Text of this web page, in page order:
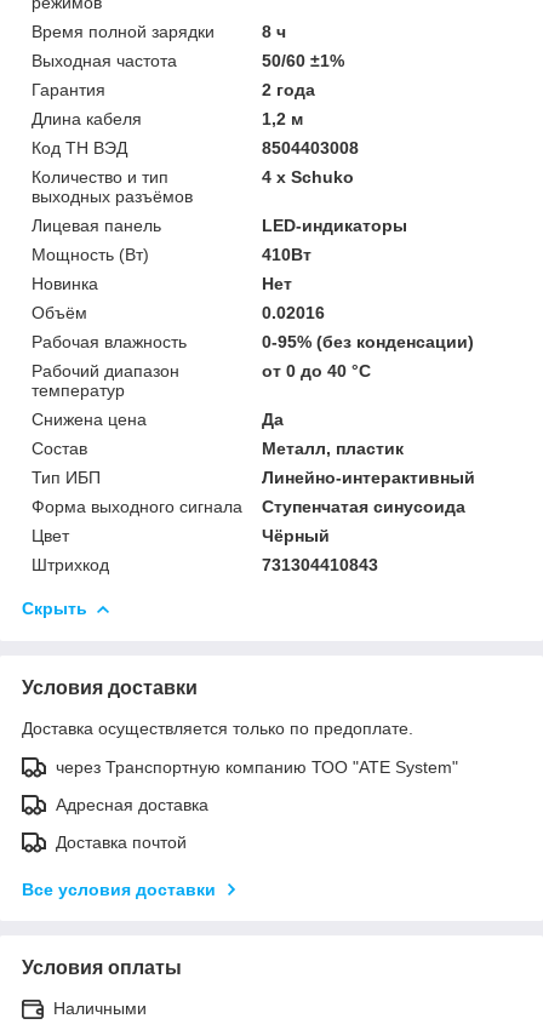
Время полной зарядки
8 ч
Выходная частота
50/60 ±1%
Гарантия
2 года
Длина кабеля
1,2 м
Код ТН ВЭД
8504403008
Количество и тип
выходных разъёмов
4 х Schuko
Лицевая панель
LED-индикаторы
Мощность (Bт)
410Вт
Новинка
Нет
Объём
0.02016
Рабочая влажность
0-95% (без конденсации)
Рабочий диапазон
температур
от 0 до 40 °С
Снижена цена
Да
Состав
Металл, пластик
Тип ИБП
Линейно-интерактивный
Форма выходного сигнала
Ступенчатая синусоида
Цвет
Чёрный
Штрихкод
731304410843
Скрыть
Условия доставки
Доставка осуществляется только по предоплате.
через Транспортную компанию ТОО "ATE System"
Адресная доставка
Доставка почтой
Все условия доставки
Условия оплаты
Наличными